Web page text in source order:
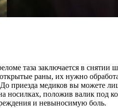
таза заключается в
раны, их нужно
приезда медиков вы можете
носилках, положив валик под
и невыносимую боль.